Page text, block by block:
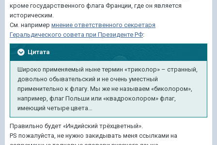
кроме государственного флага Франции, где он является
историческим.
См. например мнение ответственного секретаря
Геральдического совета при Президенте РФ:
Цитата
Широко применяемый ныне термин «триколор» – странный,
довольно обывательский и не очень уместный
применительно к флагу. Мы же не называем «биколором»,
например, флаг Польши или «квадроколором» флаг,
имеющий четыре цвета…
Правильно будет «Индийский трёхцветный».
PS пожалуйста, не нужно закидывать меня ссылками на